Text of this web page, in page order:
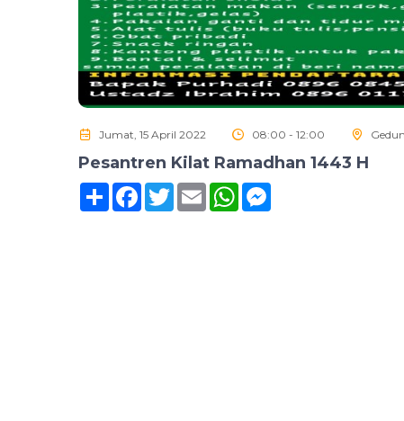
Jumat, 15 April 2022 08:00 - 12:00
Pesantren Kilat Ramadhan 1443 H
SambungFacebook
TwitterEmail WhatsApp